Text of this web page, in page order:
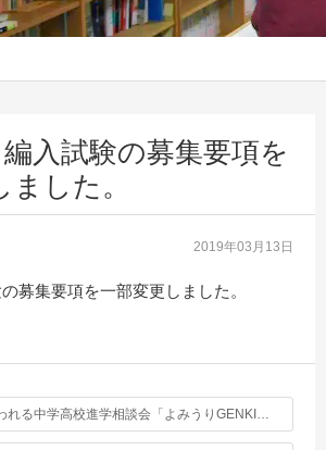
入試験の募集要項を
した。
2019年03月13日
募集要項を一部変更しました。